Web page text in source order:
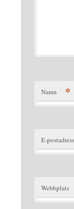
Namn *
E-postadress
Webbplats